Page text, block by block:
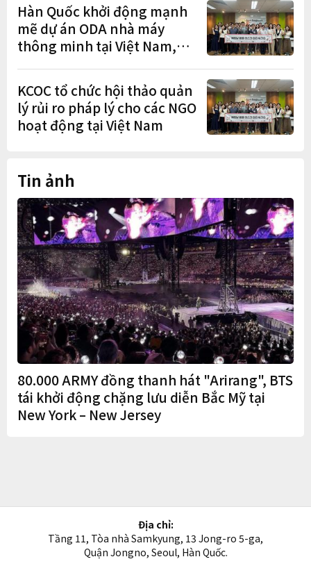
Hàn Quốc khởi động mạnh
mẽ dự án ODA nhà máy
thông minh tại Việt Nam,
KCOC tổ chức hội thảo quản
lý rủi ro pháp lý cho các NGO
hoạt động tại Việt Nam
Tin ảnh
80.000 ARMY đồng thanh hát "Arirang", BTS
tái khởi động chặng lưu diễn Bắc Mỹ tại
New York – New Jersey
Địa chỉ:
Tầng 11, Tòa nhà Samkyung, 13 Jong-ro 5-ga,
Quận Jongno, Seoul, Hàn Quốc.